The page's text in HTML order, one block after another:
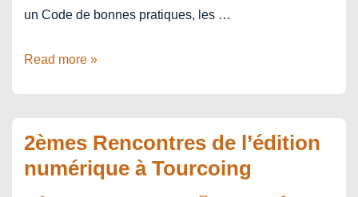
un Code de bonnes pratiques, les …
Face
modèles
d’action
pour
Read more »
2èmes Rencontres de l’édition
numérique à Tourcoing